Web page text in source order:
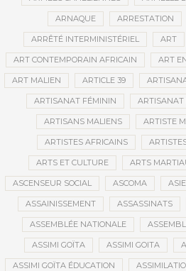
ARNAQUE ARRESTATION
ARRÊTÉ INTERMINISTÉRIEL ART
ART CONTEMPORAIN AFRICAIN ART
ART MALIEN ARTICLE 39
ARTISANAT FÉMININ ARTISANAT
ARTISANS MALIENS ARTISTE
ARTISTES AFRICAINS
ARTS ET CULTURE ARTS
ASCENSEUR SOCIAL ASCOMA ASIE
ASSAINISSEMENT ASSASSINATS
ASSEMBLÉE NATIONALE
ASSIMI GOÏTA ASSIMI GOITA
ASSIMI GOÏTA ÉDUCATION